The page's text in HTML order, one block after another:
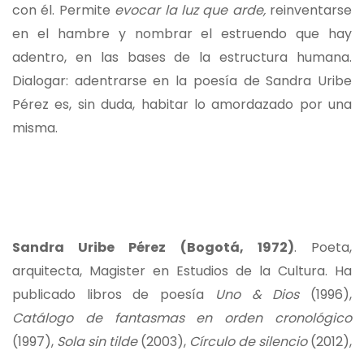
con él. Permite evocar la luz que arde, reinventarse
en el hambre y nombrar el estruendo que hay
adentro, en las bases de la estructura humana.
Dialogar: adentrarse en la poesía de Sandra Uribe
Pérez es, sin duda, habitar lo amordazado por una
misma.
Sandra Uribe Pérez (Bogotá, 1972). Poeta,
arquitecta, Magister en Estudios de la Cultura. Ha
publicado libros de poesía Uno & Dios(1996),
Catálogo de fantasmas en orden cronológico
(1997), Sola sin tilde(2003), Círculo de silencio(2012),